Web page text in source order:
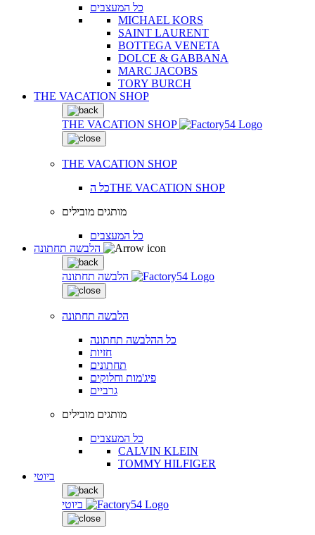
כל המעצבים
MICHAEL KORS
SAINT LAURENT
BOTTEGA VENETA
DOLCE & GABBANA
MARC JACOBS
TORY BURCH
THE VACATION SHOP
THE VACATION SHOP
THE VACATION SHOP
כל הTHE VACATION SHOP
מותגים מובילים
כל המעצבים
הלבשה תחתונה
הלבשה תחתונה
כל ההלבשה תחתונה
חזיות
תחתונים
פיג'מות וחלוקים
גרביים
מותגים מובילים
כל המעצבים
CALVIN KLEIN
TOMMY HILFIGER
ביוטי
ביוטי